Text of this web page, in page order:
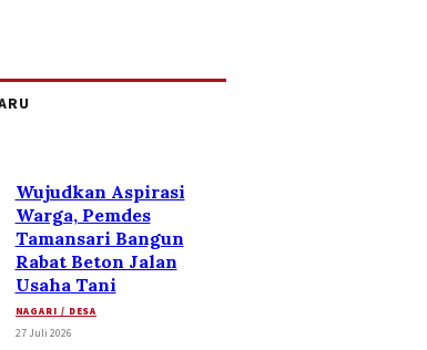
Wujudkan Aspirasi
Warga, Pemdes
Tamansari Bangun
Rabat Beton Jalan
Usaha Tani
NAGARI / DESA
27 Juli 2026